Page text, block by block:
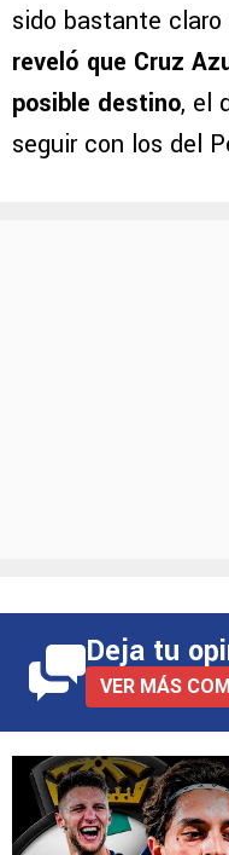
sido bastante
reveló que Cruz
posible destino, el
seguir con los del
Deja tu
VER MÁS